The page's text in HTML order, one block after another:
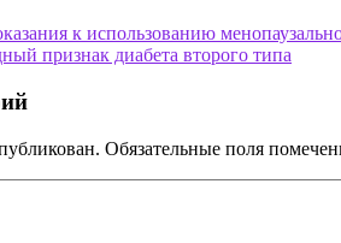
к использованию
признак диабета второго типа
Обязательные поля